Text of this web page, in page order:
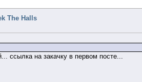
The Halls
ссылка на закачку в первом посте...